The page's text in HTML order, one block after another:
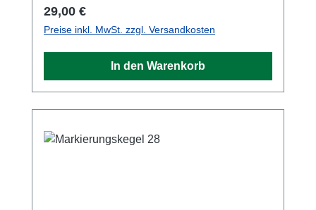
Regulärer Preis:
29,00 €
Preise inkl. MwSt. zzgl. Versandkosten
In den Warenkorb